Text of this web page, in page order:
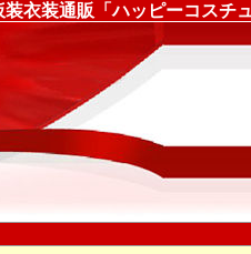
衣装通販「ハッピーコスチュ